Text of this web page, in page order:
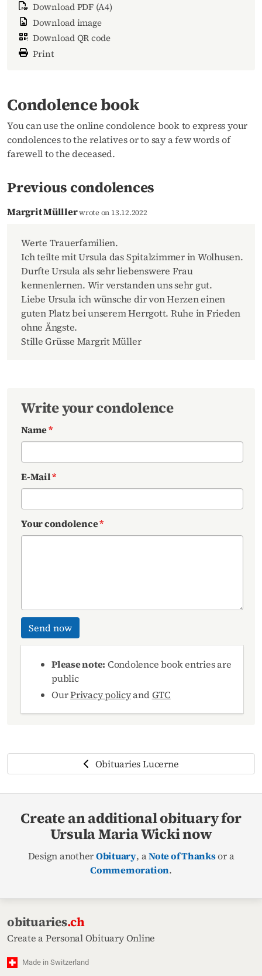
Download PDF (A4)
Download image
Download QR code
Print
Condolence book
You can use the online condolence book to express your
condolences to the relatives or to say a few words of
farewell to the deceased.
Previous condolences
Margrit Mülllerwrote on 13.12.2022
Werte Trauerfamilien.
Ich teilte mit Ursula das Spitalzimmer in Wolhusen.
Durfte Ursula als sehr liebenswere Frau
kennenlernen. Wir verstanden uns sehr gut.
Liebe Ursula ich wünsche dir von Herzen einen
guten Platz bei unserem Herrgott. Ruhe in Frieden
ohne Ängste.
Stille Grüsse Margrit Müller
Write your condolence
Name*
E-Mail*
Your condolence*
Send now
Please note: Condolence book entries are
public
OurPrivacy policyandGTC
Obituaries Lucerne
Create an additional obituary for
Ursula Maria Wicki now
Design anotherObituary, aNote of Thanksor a
Commemoration.
obituaries.ch
Create a Personal Obituary Online
Made in Switzerland